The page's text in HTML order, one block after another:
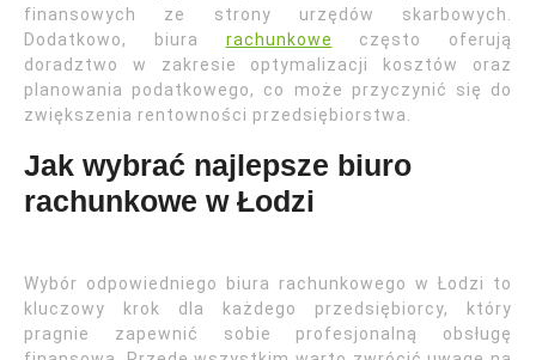
finansowych ze strony urzędów skarbowych.
Dodatkowo, biura rachunkowe często oferują
doradztwo w zakresie optymalizacji kosztów oraz
planowania podatkowego, co może przyczynić się do
zwiększenia rentowności przedsiębiorstwa.
Jak wybrać najlepsze biuro
rachunkowe w Łodzi
Wybór odpowiedniego biura rachunkowego w Łodzi to
kluczowy krok dla każdego przedsiębiorcy, który
pragnie zapewnić sobie profesjonalną obsługę